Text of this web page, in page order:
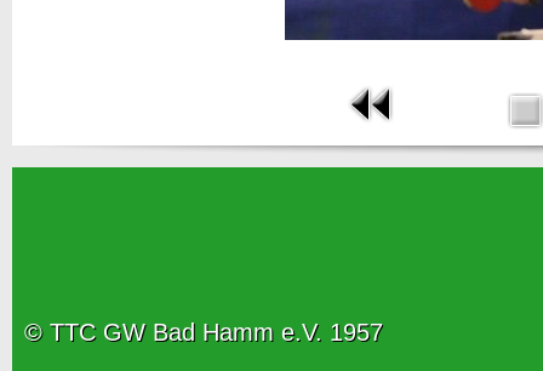
© TTC GW Bad Hamm e.V. 1957